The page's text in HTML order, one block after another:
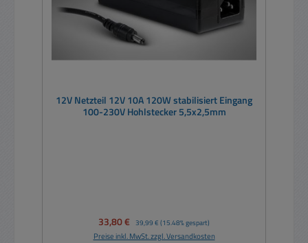
12V Netzteil 12V 10A 120W stabilisiert Eingang
100-230V Hohlstecker 5,5x2,5mm
Verkaufspreis:
33,80 € Regulärer Preis:
39,99 € (15.48% gespart)
Preise inkl. MwSt. zzgl. Versandkosten